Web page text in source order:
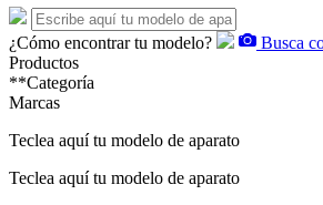
¿Cómo encontrar tu modelo?
Busca
Productos
**Categoría
Marcas
Teclea aquí tu modelo de aparato
Teclea aquí tu modelo de aparato